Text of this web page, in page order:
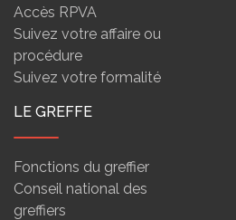
Accès RPVA
Suivez votre affaire ou
procédure
Suivez votre formalité
LE GREFFE
Fonctions du greffier
Conseil national des
greffiers